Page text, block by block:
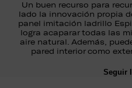
Un buen recurso para
lado la innovación propia
panel imitación ladrillo
logra acaparar todas las
aire natural. Además,
pared interior como
Seguir